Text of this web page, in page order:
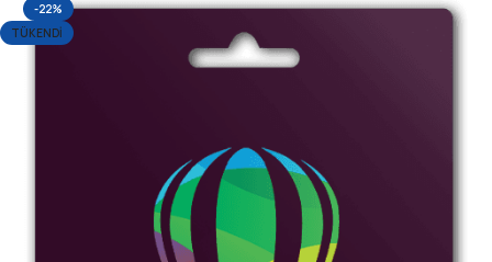
-22%
TÜKENDI